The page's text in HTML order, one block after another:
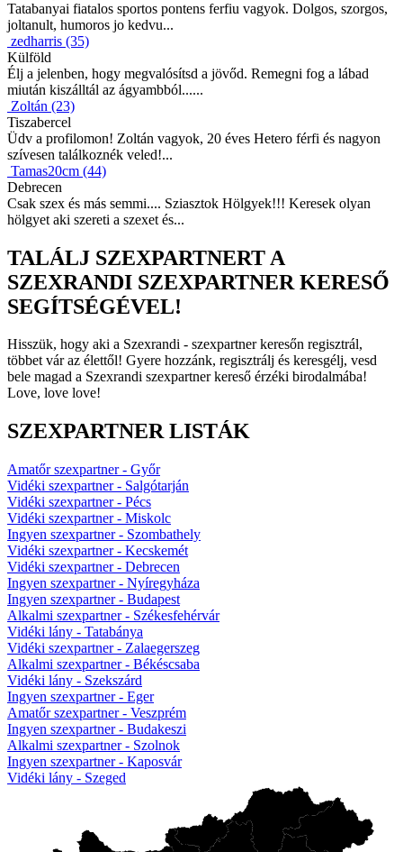
Tatabanyai fiatalos sportos pontens ferfiu vagyok. Dolgos, szorgos,
joltanult, humoros jo kedvu...
zedharris (35)
Külföld
Élj a jelenben, hogy megvalósítsd a jövőd. Remegni fog a lábad
miután kiszálltál az ágyambból......
Zoltán (23)
Tiszabercel
Üdv a profilomon! Zoltán vagyok, 20 éves Hetero férfi és nagyon
szívesen találkoznék veled!...
Tamas20cm (44)
Debrecen
Csak szex és más semmi.... Sziasztok Hölgyek!!! Keresek olyan
hölgyet aki szereti a szexet és...
TALÁLJ SZEXPARTNERT A
SZEXRANDI SZEXPARTNER KERESŐ
SEGÍTSÉGÉVEL!
Hisszük, hogy aki a Szexrandi - szexpartner keresőn regisztrál,
többet vár az élettől! Gyere hozzánk, regisztrálj és keresgélj, vesd
bele magad a Szexrandi szexpartner kereső érzéki birodalmába!
Love, love love!
SZEXPARTNER LISTÁK
Amatőr szexpartner - Győr
Vidéki szexpartner - Salgótarján
Vidéki szexpartner - Pécs
Vidéki szexpartner - Miskolc
Ingyen szexpartner - Szombathely
Vidéki szexpartner - Kecskemét
Vidéki szexpartner - Debrecen
Ingyen szexpartner - Nyíregyháza
Ingyen szexpartner - Budapest
Alkalmi szexpartner - Székesfehérvár
Vidéki lány - Tatabánya
Vidéki szexpartner - Zalaegerszeg
Alkalmi szexpartner - Békéscsaba
Vidéki lány - Szekszárd
Ingyen szexpartner - Eger
Amatőr szexpartner - Veszprém
Ingyen szexpartner - Budakeszi
Alkalmi szexpartner - Szolnok
Ingyen szexpartner - Kaposvár
Vidéki lány - Szeged